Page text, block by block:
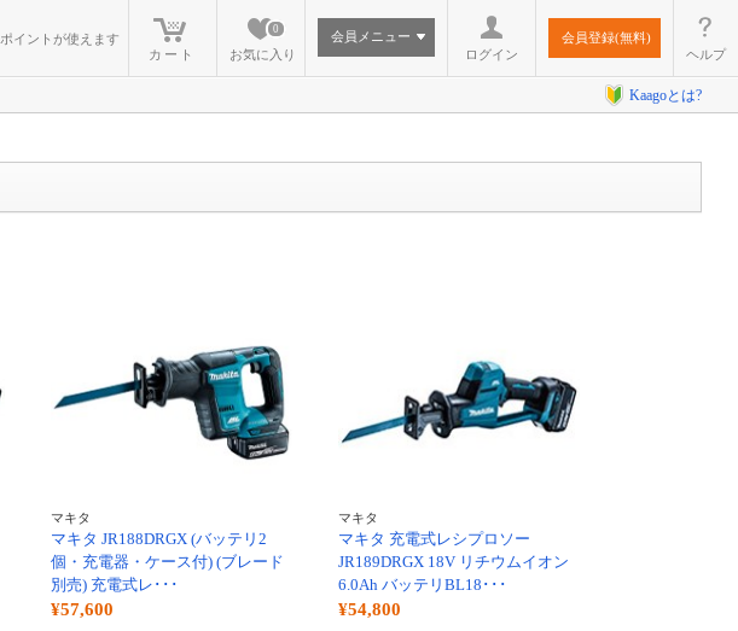
ポイントが使えます
カート
お気に入り
0
会員メニュー
ログイン
会員登録(無料)
ヘルプ
Kaagoとは?
マキタ
マキタ JR188DRGX (バッテリ2
個・充電器・ケース付) (ブレード
別売) 充電式レ･･･
¥57,600
マキタ
マキタ 充電式レシプロソー
JR189DRGX 18V リチウムイオン
6.0Ah バッテリBL18･･･
¥54,800